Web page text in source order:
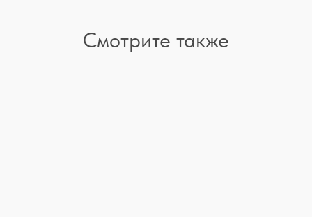
Смотрите также